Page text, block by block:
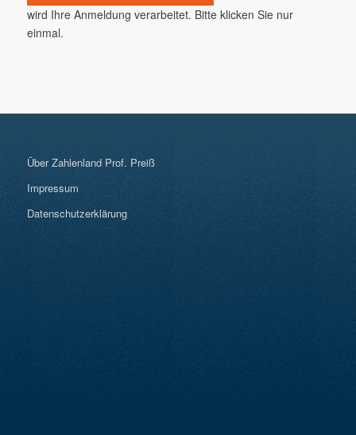
wird Ihre Anmeldung verarbeitet. Bitte klicken Sie nur
einmal.
Über Zahlenland Prof. Preiß
Impressum
Datenschutzerklärung